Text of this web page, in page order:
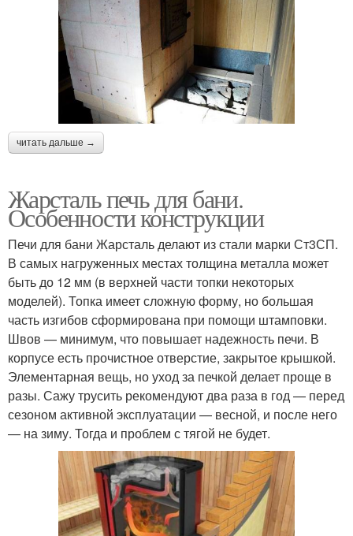
читать дальше →
Жарсталь печь для бани.
Особенности конструкции
Печи для бани Жарсталь делают из стали марки Ст3СП.
В самых нагруженных местах толщина металла может
быть до 12 мм (в верхней части топки некоторых
моделей). Топка имеет сложную форму, но большая
часть изгибов сформирована при помощи штамповки.
Швов — минимум, что повышает надежность печи. В
корпусе есть прочистное отверстие, закрытое крышкой.
Элементарная вещь, но уход за печкой делает проще в
разы. Сажу трусить рекомендуют два раза в год — перед
сезоном активной эксплуатации — весной, и после него
— на зиму. Тогда и проблем с тягой не будет.